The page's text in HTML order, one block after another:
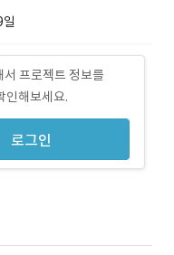
서 프로젝트 정보를
인해보세요.
로그인